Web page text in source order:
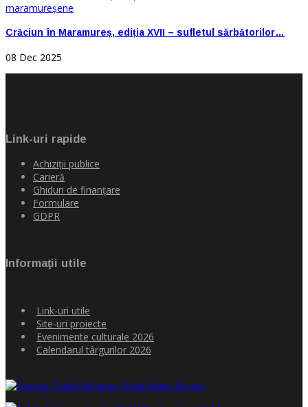
Crăciun în Maramureș, ediția XVII – sufletul sărbătorilor…
08 Dec 2025
Link-uri rapide
Achiziţii publice
Carieră
Ghiduri de finanţare
Formulare
GDPR
Informaţii utile
Link-uri utile
Site-uri proiecte
Evenimente culturale 2026
Calendarul târgurilor 2026